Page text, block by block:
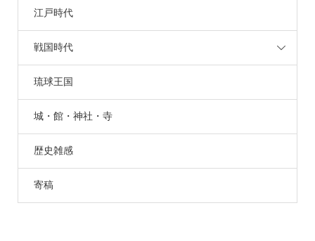
江戸時代
戦国時代
琉球王国
城・館・神社・寺
歴史雑感
寄稿